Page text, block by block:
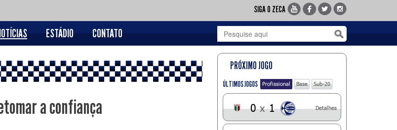
SIGA O ZECA
ESTÁDIO CONTATO
a confiança
PRÓXIMO JOGO
ÚLTIMOS JOGOS Profissional Base Sub-20
0 x 1 Detalhes